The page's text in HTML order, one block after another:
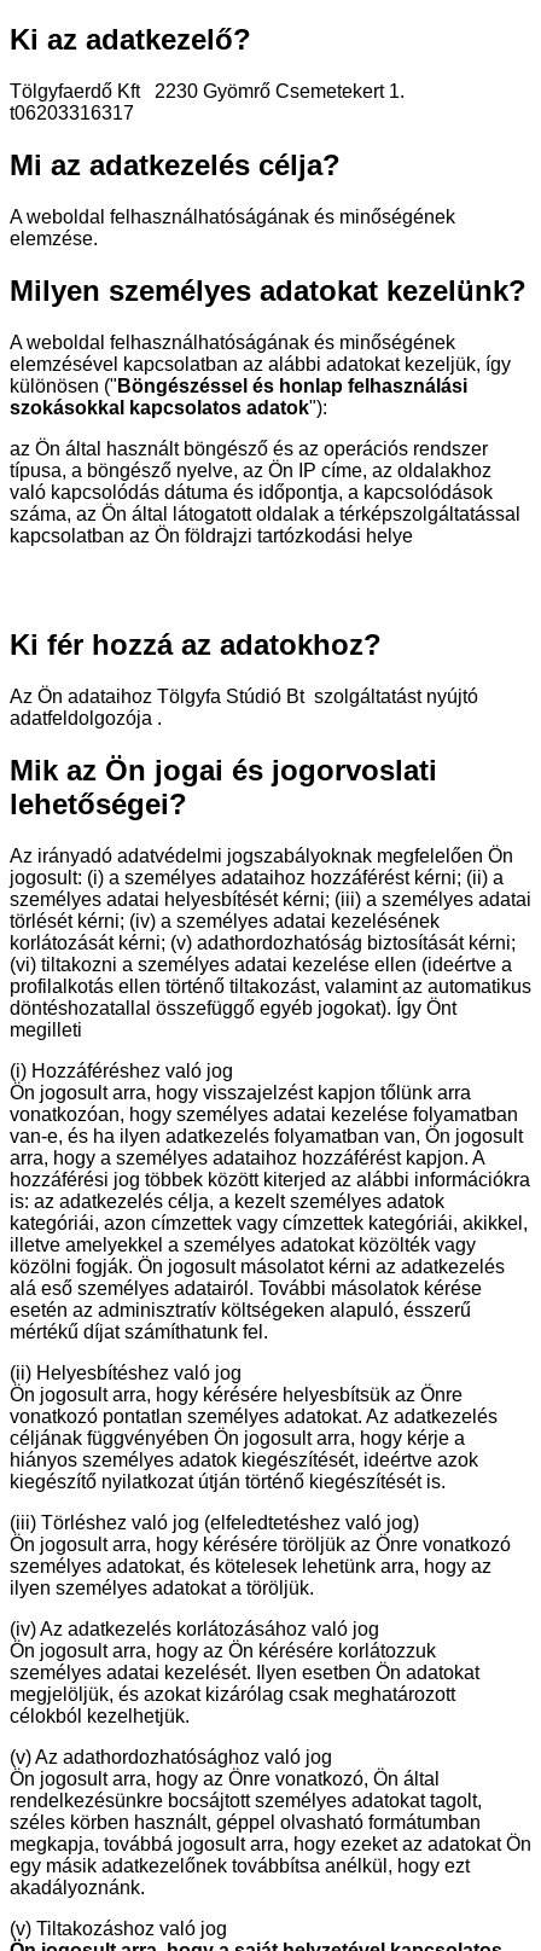
Ki az adatkezelő?
Tölgyfaerdő Kft 2230 Gyömrő Csemetekert 1.
t06203316317
Mi az adatkezelés célja?
A weboldal felhasználhatóságának és minőségének
elemzése.
Milyen személyes adatokat kezelünk?
A weboldal felhasználhatóságának és minőségének
elemzésével kapcsolatban az alábbi adatokat kezeljük, így
különösen (" Böngészéssel és honlap felhasználási
szokásokkal kapcsolatos adatok"):
az Ön által használt böngésző és az operációs rendszer
típusa, a böngésző nyelve, az Ön IP címe, az oldalakhoz
való kapcsolódás dátuma és időpontja, a kapcsolódások
száma, az Ön által látogatott oldalak a térképszolgáltatással
kapcsolatban az Ön földrajzi tartózkodási helye
Ki fér hozzá az adatokhoz?
Az Ön adataihoz Tölgyfa Stúdió Bt szolgáltatást nyújtó
adatfeldolgozója .
Mik az Ön jogai és jogorvoslati
lehetőségei?
Az irányadó adatvédelmi jogszabályoknak megfelelően Ön
jogosult: (i) a személyes adataihoz hozzáférést kérni; (ii) a
személyes adatai helyesbítését kérni; (iii) a személyes adatai
törlését kérni; (iv) a személyes adatai kezelésének
korlátozását kérni; (v) adathordozhatóság biztosítását kérni;
(vi) tiltakozni a személyes adatai kezelése ellen (ideértve a
profilalkotás ellen történő tiltakozást, valamint az automatikus
döntéshozatallal összefüggő egyéb jogokat). Így Önt
megilleti
(i) Hozzáféréshez való jog
Ön jogosult arra, hogy visszajelzést kapjon tőlünk arra
vonatkozóan, hogy személyes adatai kezelése folyamatban
van-e, és ha ilyen adatkezelés folyamatban van, Ön jogosult
arra, hogy a személyes adataihoz hozzáférést kapjon. A
hozzáférési jog többek között kiterjed az alábbi információkra
is: az adatkezelés célja, a kezelt személyes adatok
kategóriái, azon címzettek vagy címzettek kategóriái, akikkel,
illetve amelyekkel a személyes adatokat közölték vagy
közölni fogják. Ön jogosult másolatot kérni az adatkezelés
alá eső személyes adatairól. További másolatok kérése
esetén az adminisztratív költségeken alapuló, ésszerű
mértékű díjat számíthatunk fel.
(ii) Helyesbítéshez való jog
Ön jogosult arra, hogy kérésére helyesbítsük az Önre
vonatkozó pontatlan személyes adatokat. Az adatkezelés
céljának függvényében Ön jogosult arra, hogy kérje a
hiányos személyes adatok kiegészítését, ideértve azok
kiegészítő nyilatkozat útján történő kiegészítését is.
(iii) Törléshez való jog (elfeledtetéshez való jog)
Ön jogosult arra, hogy kérésére töröljük az Önre vonatkozó
személyes adatokat, és kötelesek lehetünk arra, hogy az
ilyen személyes adatokat a töröljük.
(iv) Az adatkezelés korlátozásához való jog
Ön jogosult arra, hogy az Ön kérésére korlátozzuk
személyes adatai kezelését. Ilyen esetben Ön adatokat
megjelöljük, és azokat kizárólag csak meghatározott
célokból kezelhetjük.
(v) Az adathordozhatósághoz való jog
Ön jogosult arra, hogy az Önre vonatkozó, Ön által
rendelkezésünkre bocsájtott személyes adatokat tagolt,
széles körben használt, géppel olvasható formátumban
megkapja, továbbá jogosult arra, hogy ezeket az adatokat Ön
egy másik adatkezelőnek továbbítsa anélkül, hogy ezt
akadályoznánk.
(v) Tiltakozáshoz való jog